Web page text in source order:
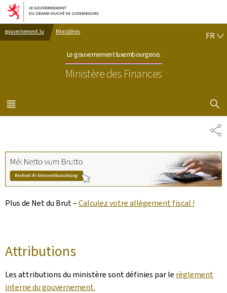
Aller au menu principal
Aller au contenu
gouvernement.lu Ministères
Le gouvernement luxembourgeois
Ministère des Finances
FR
MENU
PRINCIPAL
Plus de Net du Brut –Calculez votre allègement fiscal !
Attributions
Les attributions du ministère sont définies par le règlement
interne du gouvernement.